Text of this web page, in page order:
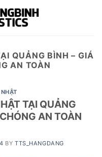
QUẢNG BÌNH – GIÁ
AN TOÀN
TẠI QUẢNG
AN TOÀN
BYTTS_HANGDANG